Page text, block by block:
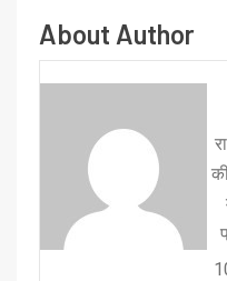
About Author